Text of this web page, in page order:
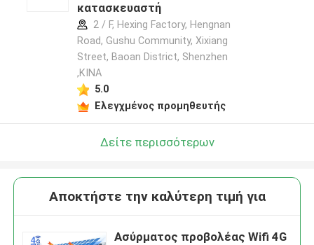
κατασκευαστή
2 / F, Hexing Factory, Hengnan
Road, Gushu Community, Xixiang
Street, Baoan District, Shenzhen
,ΚΙΝΑ
5.0
Ελεγχμένος προμηθευτής
Δείτε περισσότερων
Αποκτήστε την καλύτερη τιμή για
Ασύρματος προβολέας Wifi 4G